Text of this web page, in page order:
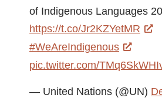
of Indigenous Languages
https://t.co/Jr2KZYetMR
#WeAreIndigenous
pic.twitter.com/
— United Nations (@UN)